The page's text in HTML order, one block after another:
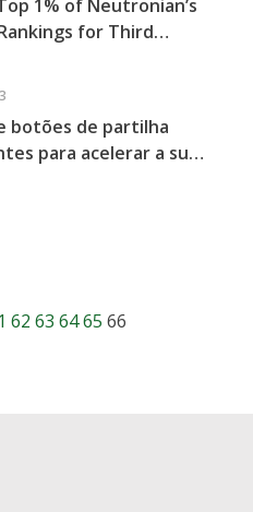
1% of Neutronian’s
for Third
botões de partilha
para acelerar a sua
62 63 6465 66